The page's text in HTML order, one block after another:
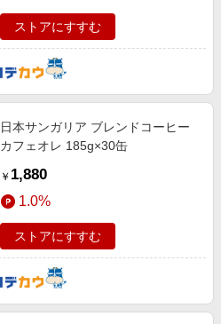
ストアにすすむ
日本サンガリア ブレンドコーヒー
カフェオレ 185g×30缶
￥ 1,880
1.0%
ストアにすすむ